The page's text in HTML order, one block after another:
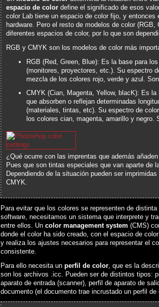
espacio de color define el significado de esos
color Lab tiene un espacio de color fijo, y entonces
hardware. Pero el resto de modelos de color
diferentes espacios de color, por lo que son
RGB y CMYK son los modelos de color más
RGB (Red, Green, Blue): Es la base para
(monitores, proyectores, etc.). Su espectro
mezcla de los colores rojo, verde y azul.
CMYK (Cian, Magenta, Yellow, blacK): Es
que absorben o reflejan determinadas
(materiales, tintas, etc). Su espectro de
los colores cian, magenta, amarillo y negro.
¿Qué ocurre con las imprentas que además
Pues que son tintas especiales que van aparte de
Dependiendo de la situación pueden ser
CMYK.
Para evitar que los colores se representen de
software, necesitamos un sistema que interprete y
entre ellos. Un color management system (CMS)
donde el color ha sido creado, con el espacio de
y realiza los ajustes necesarios para representar el
consistente.
Para ello necesita un perfil de color, que es la
son los archivos .icc. Pueden ser de distintos tipos:
aparato de entrada (scanner), perfil de aparato de
documento (el documento trae incrustado un perfil de